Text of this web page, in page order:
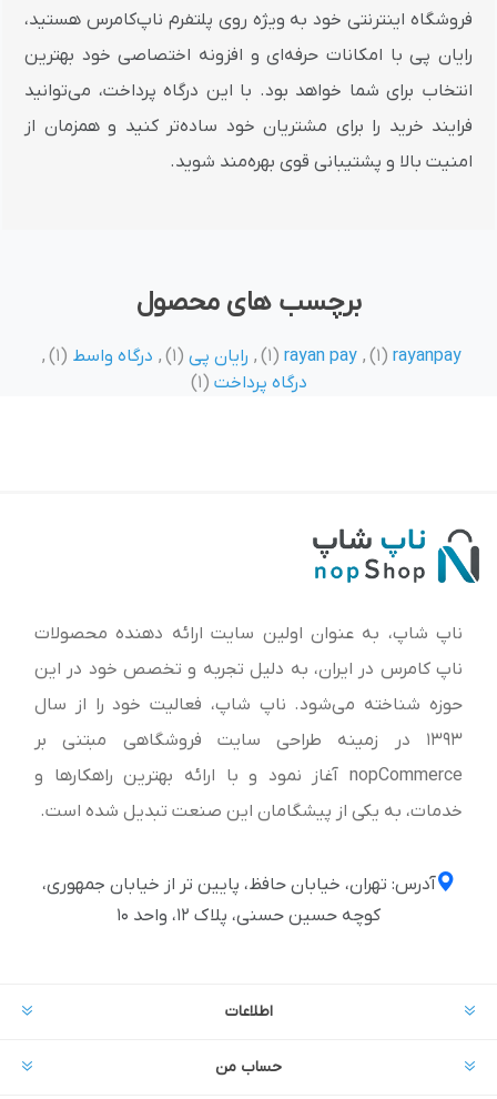
فروشگاه اینترنتی خود به ویژه روی پلتفرم ناپ‌کامرس هستید،
رایان پی با امکانات حرفه‌ای و افزونه اختصاصی خود بهترین
انتخاب برای شما خواهد بود. با این درگاه پرداخت، می‌توانید
فرایند خرید را برای مشتریان خود ساده‌تر کنید و همزمان از
امنیت بالا و پشتیبانی قوی بهره‌مند شوید.
برچسب های محصول
rayanpay
(1)
,
rayan pay
(1)
, رایان پی (1)
, درگاه واسط (1)
,
درگاه پرداخت (1)
ناپ شاپ، به عنوان اولین سایت ارائه‌ دهنده محصولات
ناپ کامرس در ایران، به دلیل تجربه و تخصص خود در این
حوزه شناخته می‌شود. ناپ شاپ، فعالیت خود را از سال
1393 در زمینه طراحی سایت فروشگاهی مبتنی بر
nopCommerce آغاز نمود و با ارائه بهترین راهکارها و
خدمات، به یکی از پیشگامان این صنعت تبدیل شده است.
آدرس: تهران، خیابان حافظ، پایین تر از خیابان جمهوری،
کوچه حسین حسنی، پلاک ۱۲، واحد ۱۰
اطلاعات
حساب من